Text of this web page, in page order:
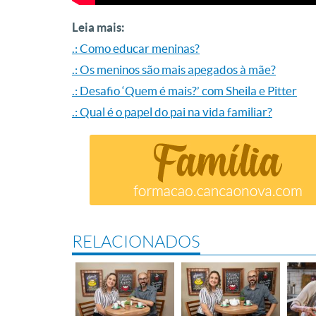
Leia mais:
.: Como educar meninas?
.: Os meninos são mais apegados à mãe?
.: Desafio ‘Quem é mais?’ com Sheila e Pitter
.: Qual é o papel do pai na vida familiar?
RELACIONADOS